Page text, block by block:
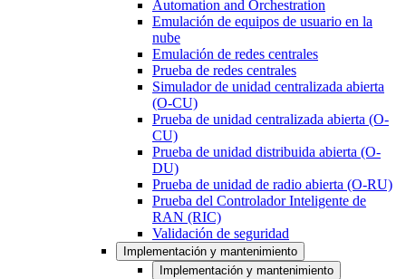
Automation and Orchestration
Emulación de equipos de usuario en la
nube
Emulación de redes centrales
Prueba de redes centrales
Simulador de unidad centralizada abierta
(O-CU)
Prueba de unidad centralizada abierta (O-
CU)
Prueba de unidad distribuida abierta (O-
DU)
Prueba de unidad de radio abierta (O-RU)
Prueba del Controlador Inteligente de
RAN (RIC)
Validación de seguridad
Implementación y mantenimiento
Implementación y mantenimiento